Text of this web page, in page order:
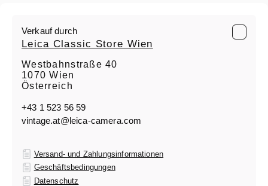
Verkauf durch
Leica Classic Store Wien
Westbahnstraße 40
1070 Wien
Österreich
+43 1 523 56 59
vintage.at@leica-camera.com
Versand- und Zahlungsinformationen
Geschäftsbedingungen
Datenschutz